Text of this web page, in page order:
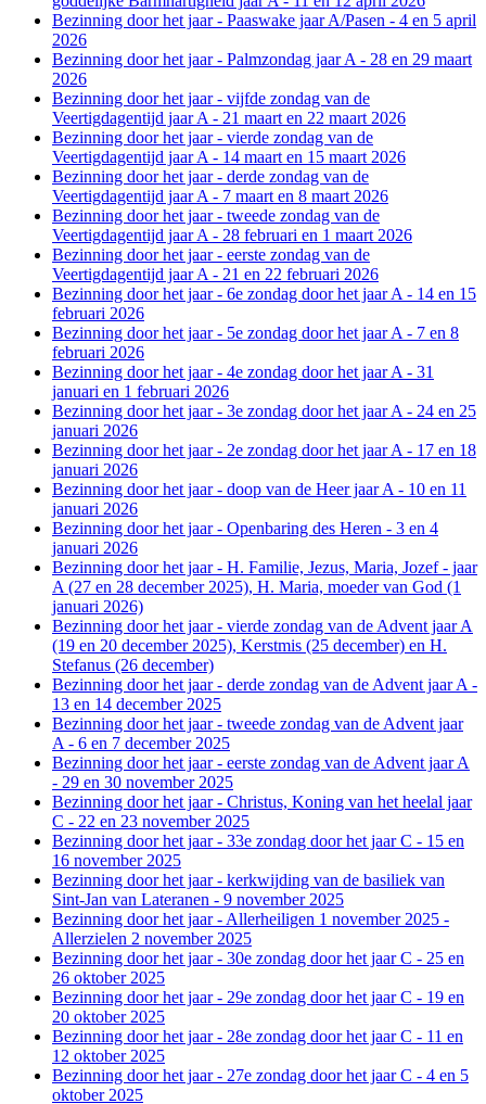
Bezinning door het jaar - Paaswake jaar A/Pasen - 4 en 5 april
2026
Bezinning door het jaar - Palmzondag jaar A - 28 en 29 maart
2026
Bezinning door het jaar - vijfde zondag van de
Veertigdagentijd jaar A - 21 maart en 22 maart 2026
Bezinning door het jaar - vierde zondag van de
Veertigdagentijd jaar A - 14 maart en 15 maart 2026
Bezinning door het jaar - derde zondag van de
Veertigdagentijd jaar A - 7 maart en 8 maart 2026
Bezinning door het jaar - tweede zondag van de
Veertigdagentijd jaar A - 28 februari en 1 maart 2026
Bezinning door het jaar - eerste zondag van de
Veertigdagentijd jaar A - 21 en 22 februari 2026
Bezinning door het jaar - 6e zondag door het jaar A - 14 en 15
februari 2026
Bezinning door het jaar - 5e zondag door het jaar A - 7 en 8
februari 2026
Bezinning door het jaar - 4e zondag door het jaar A - 31
januari en 1 februari 2026
Bezinning door het jaar - 3e zondag door het jaar A - 24 en 25
januari 2026
Bezinning door het jaar - 2e zondag door het jaar A - 17 en 18
januari 2026
Bezinning door het jaar - doop van de Heer jaar A - 10 en 11
januari 2026
Bezinning door het jaar - Openbaring des Heren - 3 en 4
januari 2026
Bezinning door het jaar - H. Familie, Jezus, Maria, Jozef - jaar
A (27 en 28 december 2025), H. Maria, moeder van God (1
januari 2026)
Bezinning door het jaar - vierde zondag van de Advent jaar A
(19 en 20 december 2025), Kerstmis (25 december) en H.
Stefanus (26 december)
Bezinning door het jaar - derde zondag van de Advent jaar A -
13 en 14 december 2025
Bezinning door het jaar - tweede zondag van de Advent jaar
A - 6 en 7 december 2025
Bezinning door het jaar - eerste zondag van de Advent jaar A
- 29 en 30 november 2025
Bezinning door het jaar - Christus, Koning van het heelal jaar
C - 22 en 23 november 2025
Bezinning door het jaar - 33e zondag door het jaar C - 15 en
16 november 2025
Bezinning door het jaar - kerkwijding van de basiliek van
Sint-Jan van Lateranen - 9 november 2025
Bezinning door het jaar - Allerheiligen 1 november 2025 -
Allerzielen 2 november 2025
Bezinning door het jaar - 30e zondag door het jaar C - 25 en
26 oktober 2025
Bezinning door het jaar - 29e zondag door het jaar C - 19 en
20 oktober 2025
Bezinning door het jaar - 28e zondag door het jaar C - 11 en
12 oktober 2025
Bezinning door het jaar - 27e zondag door het jaar C - 4 en 5
oktober 2025